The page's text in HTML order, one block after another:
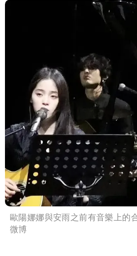
歐陽娜娜與安雨之前有音樂上的
微博